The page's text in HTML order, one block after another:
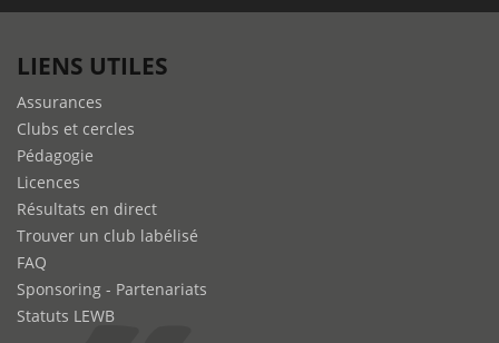
LIENS UTILES
Assurances
Clubs et cercles
Pédagogie
Licences
Résultats en direct
Trouver un club labélisé
FAQ
Sponsoring - Partenariats
Statuts LEWB